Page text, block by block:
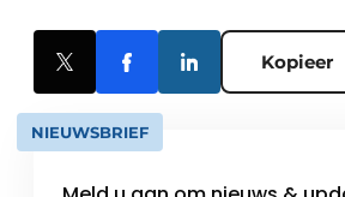
Kopieer
NIEUWSBRIEF